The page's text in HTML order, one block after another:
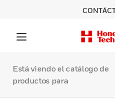
Está viendo el catálogo de
productos para